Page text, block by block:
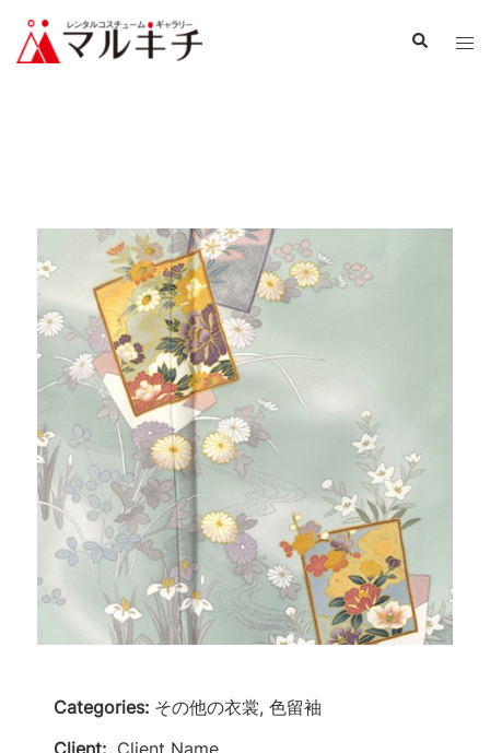
Categories: その他の衣裳, 色留袖
Client: Client Name